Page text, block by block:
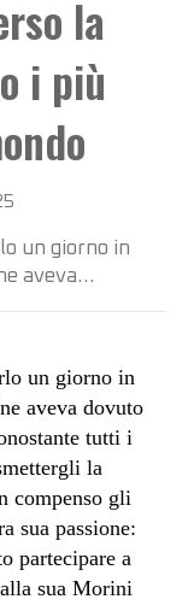
la
i più
un giorno in
aveva…
un giorno in
aveva dovuto
tutti i
la
compenso gli
sua passione:
partecipare a
sua Morini